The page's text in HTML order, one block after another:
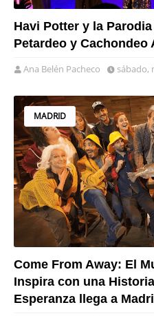
Havi Potter y la
Petardeo y Cachondeo
Ana Belén Pacheco sábado,
MADRID
Come From Away: El
Inspira con una
Esperanza llega a